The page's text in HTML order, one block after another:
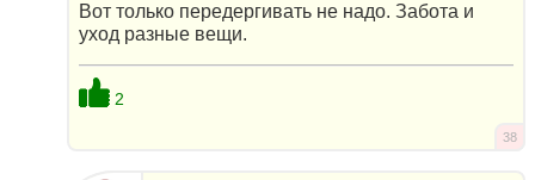
Вот только передергивать не надо. Забота и
уход разные вещи.
2
38